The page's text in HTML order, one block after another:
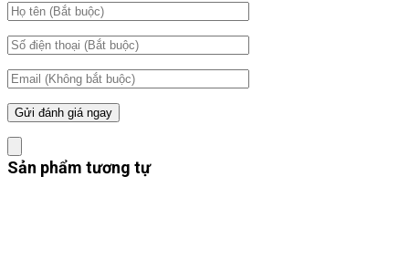
Sản phẩm tương tự